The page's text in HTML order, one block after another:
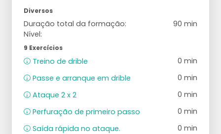
Diversos
Duração total da formação:
90 min
Nível:
9 Exercícios
Treino de drible
0 min
Passe e arranque em drible
0 min
Ataque 2 x 2
0 min
Perfuração de primeiro passo
0 min
Saída rápida no ataque.
0 min